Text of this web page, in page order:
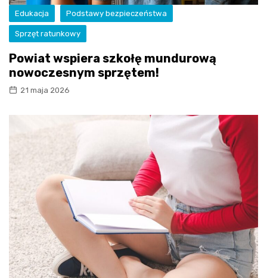
Edukacja Podstawy bezpieczeństwa
Sprzęt ratunkowy
Powiat wspiera szkołę mundurową
nowoczesnym sprzętem!
21 maja 2026